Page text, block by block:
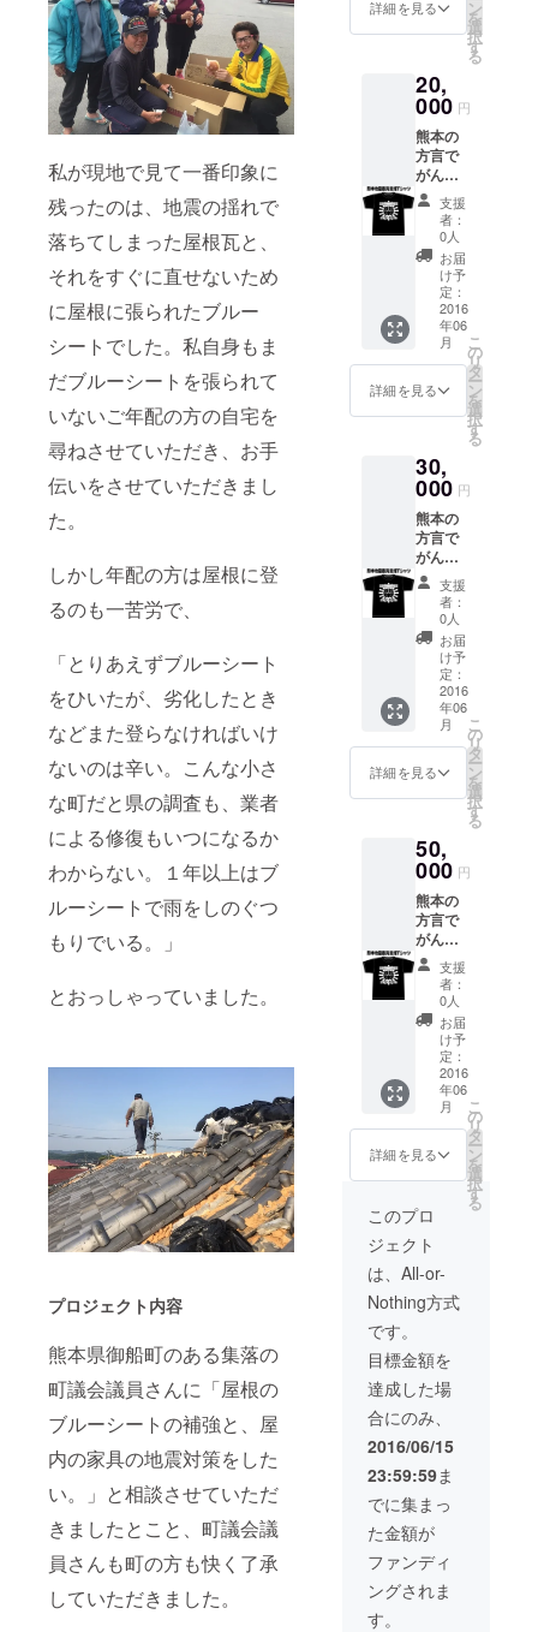
私が現地で見て一番印象に
残ったのは、地震の揺れで
落ちてしまった屋根瓦と、
それをすぐに直せないため
に屋根に張られたブルー
シートでした。私自身もま
だブルーシートを張られて
いないご年配の方の自宅を
尋ねさせていただき、お手
伝いをさせていただきまし
た。
しかし年配の方は屋根に登
るのも一苦労で、
「とりあえずブルーシート
をひいたが、劣化したとき
などまた登らなければいけ
ないのは辛い。こんな小さ
な町だと県の調査も、業者
による修復もいつになるか
わからない。１年以上はブ
ルーシートで雨をしのぐつ
もりでいる。」
とおっしゃっていました。
プロジェクト内容
熊本県御船町のある集落の
町議会議員さんに「屋根の
ブルーシートの補強と、屋
内の家具の地震対策をした
い。」と相談させていただ
きましたとこと、町議会議
員さんも町の方も快く了承
していただきました。
に、ラ
メージ
して作
りまし
た。
文字 熊
本地震
た日を
忘れな
いよう
に、二
回目の
震度７
の本震
があっ
た日を
入れま
した。
普段着
として
着用し
やすい
よう
に、ラ
メージ
して作
りまし
た。
詳細を見る ン
を
選
択
す
る
20,
000 円
熊本の
方言で
がんば
ろう！
という
意味の
がまだ
せ！
と、復
興をイ
メージ
した日
の出に
熊本の
文字 熊
本地震
た日を
忘れな
いよう
に、二
回目の
震度７
の本震
があっ
た日を
入れま
した。
普段着
として
着用し
やすい
よう
に、ラ
メージ
して作
りまし
た。
支援
者：
0人
お届
け予
定：
2016
年06
月
詳細を見る
こ
の
リ
タ
ー
ン
を
選
択
す
る
30,
000 円
熊本の
方言で
がんば
ろう！
という
意味の
がまだ
せ！
と、復
興をイ
メージ
した日
の出に
熊本の
文字 熊
本地震
た日を
忘れな
いよう
に、二
回目の
震度７
の本震
があっ
た日を
入れま
した。
普段着
として
着用し
やすい
よう
に、ラ
をイ
メージ
して作
りまし
た。
支援
者：
0人
お届
け予
定：
2016
年06
月
詳細を見る
こ
の
リ
タ
ー
ン
を
選
択
す
る
50,
000 円
熊本の
方言で
がんば
ろう！
という
意味の
がまだ
せ！
と、復
興をイ
メージ
した日
の出に
熊本の
文字 熊
本地震
のあっ
た日を
忘れな
いよう
に、二
回目の
があっ
た日を
入れま
した。
普段着
として
着用し
やすい
よう
に、ラ
イブＴ
シャツ
をイ
支援
者：
0人
お届
け予
定：
2016
年06
月
詳細を見る
こ
の
リ
タ
ー
ン
を
選
択
す
る
このプロ
ジェクト
は、All-or-
Nothing方式
です。
目標金額を
達成した場
合にのみ、
2016/06/15
23:59:59ま
でに集まっ
た金額が
ファンディ
ングされま
す。